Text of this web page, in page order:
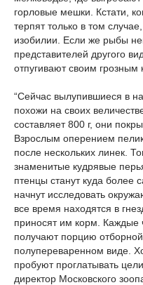
горловые мешки. Кстати,
терпят только в том
изобилии. Если же рыбы
представителей другого
отпугивают своим грозным
“Сейчас вылупившиеся в
похожи на своих
составляет 800 г, они
Взрослым оперением
после нескольких линек.
знаменитые кудрявые
птенцы станут куда более
начнут исследовать
все время находятся в
приносят им корм. Каждые
получают порцию
полупереваренном виде.
пробуют проглатывать
директор Московского